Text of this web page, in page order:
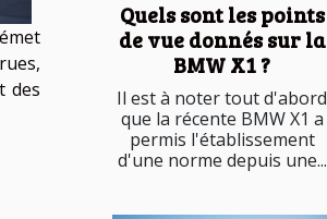
des
Quels sont les points
de vue donnés sur la
BMW X1 ?
Il est à noter tout d'abord
que la récente BMW X1 a
permis l'établissement
d'une norme depuis une...